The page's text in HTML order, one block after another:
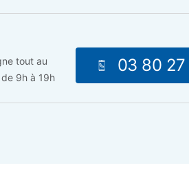
tout au
9h à 19h
03 80 27